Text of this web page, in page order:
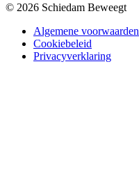
© 2026 Schiedam Beweegt
Algemene voorwaarden
Cookiebeleid
Privacyverklaring